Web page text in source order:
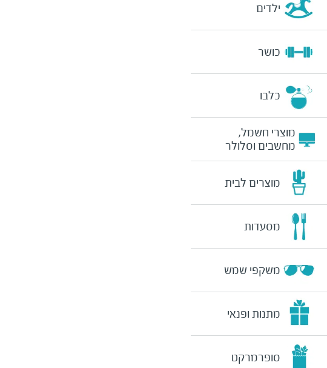
ילדים
כושר
כלבו
מוצרי חשמל,
מחשבים וסלולר
מוצרים לבית
מסעדות
משקפי שמש
מתנות ופנאי
סופרמרקט